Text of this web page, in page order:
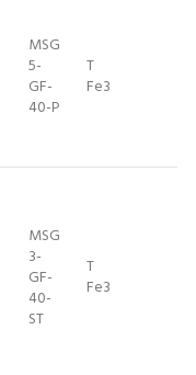
MSG
5-
GF-
40-P
T
Fe3
MSG
3-
GF-
40-
ST
T
Fe3